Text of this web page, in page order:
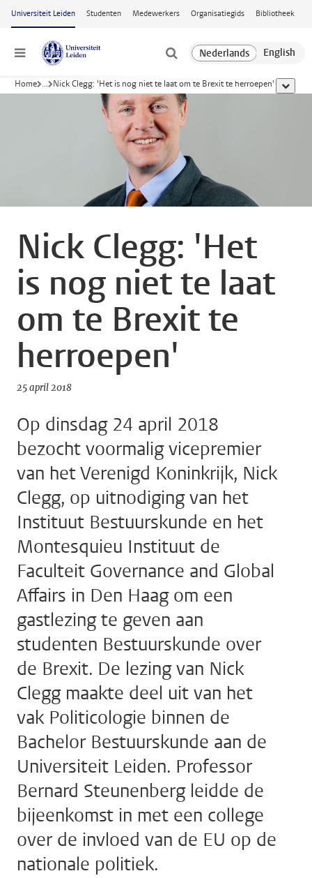
Ga naar hoofdinhoud
Universiteit Leiden Studenten Medewerkers Organisatiegids Bibliotheek
Menu
Home ... Nick Clegg: 'Het is nog niet te laat om te Brexit te herroepen' toon
Nick Clegg: 'Het
is nog niet te laat
om te Brexit te
herroepen'
25 april 2018
Op dinsdag 24 april 2018
bezocht voormalig vicepremier
van het Verenigd Koninkrijk, Nick
Clegg, op uitnodiging van het
Instituut Bestuurskunde en het
Montesquieu Instituut de
Faculteit Governance and Global
Affairs in Den Haag om een
gastlezing te geven aan
studenten Bestuurskunde over
de Brexit. De lezing van Nick
Clegg maakte deel uit van het
vak Politicologie binnen de
Bachelor Bestuurskunde aan de
Universiteit Leiden. Professor
Bernard Steunenberg leidde de
bijeenkomst in met een college
over de invloed van de EU op de
nationale politiek.